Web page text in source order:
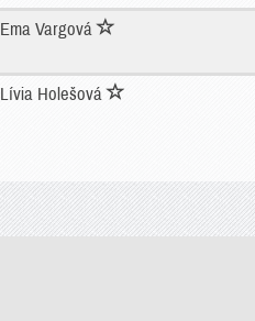
Ema Vargová
Lívia Holešová